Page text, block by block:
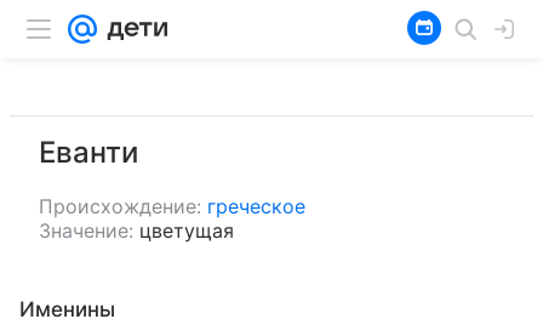
Еванти
Происхождение: греческое
Значение: цветущая
Именины